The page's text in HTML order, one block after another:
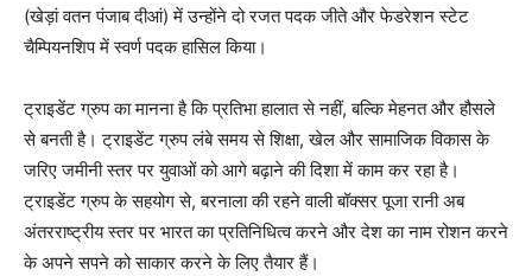
(खेड़ां वतन पंजाब दीआं) में उन्होंने दो रजत पदक जीते और फेडरेशन स्टेट
चैम्पियनशिप में स्वर्ण पदक हासिल किया।
ट्राइडेंट ग्रुप का मानना है कि प्रतिभा हालात से नहीं, बल्कि मेहनत और हौसले
से बनती है। ट्राइडेंट ग्रुप लंबे समय से शिक्षा, खेल और सामाजिक विकास के
जरिए जमीनी स्तर पर युवाओं को आगे बढ़ाने की दिशा में काम कर रहा है।
ट्राइडेंट ग्रुप के सहयोग से, बरनाला की रहने वाली बॉक्सर पूजा रानी अब
अंतरराष्ट्रीय स्तर पर भारत का प्रतिनिधित्व करने और देश का नाम रोशन करने
के अपने सपने को साकार करने के लिए तैयार हैं।